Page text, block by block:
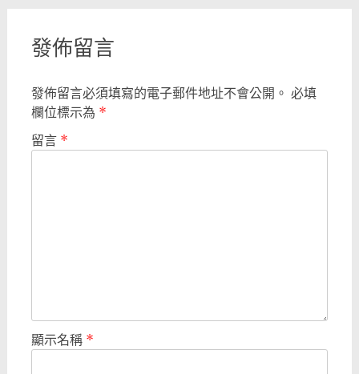
發佈留言
發佈留言必須填寫的電子郵件地址不會公開。 必填
欄位標示為 *
留言 *
顯示名稱 *